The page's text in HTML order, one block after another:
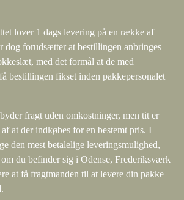
lover 1 dags levering på en række af
dog forudsætter at bestillingen anbringes
med det formål at de med
bestillingen fikset inden pakkepersonalet
fragt uden omkostninger, men tit er
at der indkøbes for en bestemt pris. I
den mest betalelige leveringsmulighed,
du befinder sig i Odense, Frederiksværk
at få fragtmanden til at levere din pakke